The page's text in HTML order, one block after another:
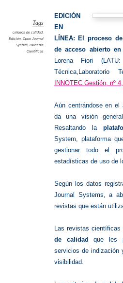
Tags
criterios de calidad,
Edición, Open Journal
System, Revistas
Científicas
EDICIÓN
EN
LÍNEA: El proceso
de acceso abierto en
Lorena Fiori
Técnica,Laboratorio
INNOTEC Gestión, nº
Aún centrándose en el
da una visión
Resaltando la
System, plataforma
gestionar todo el
estadísticas de uso de
Según los datos
Journal Systems, a
revistas que están
Las revistas
de calidad
que les
servicios de indización
visibilidad.